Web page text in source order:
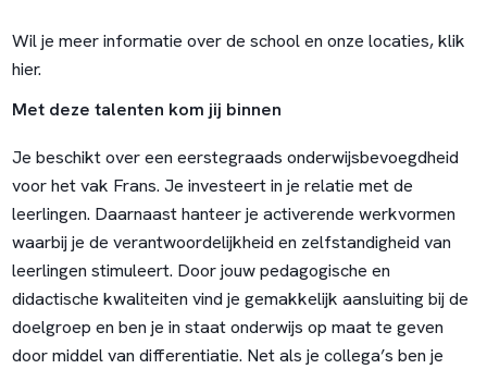
Wil je meer informatie over de school en onze locaties, klik
hier.
Met deze talenten kom jij binnen
Je beschikt over een eerstegraads onderwijsbevoegdheid
voor het vak Frans. Je investeert in je relatie met de
leerlingen. Daarnaast hanteer je activerende werkvormen
waarbij je de verantwoordelijkheid en zelfstandigheid van
leerlingen stimuleert. Door jouw pedagogische en
didactische kwaliteiten vind je gemakkelijk aansluiting bij de
doelgroep en ben je in staat onderwijs op maat te geven
door middel van differentiatie. Net als je collega’s ben je